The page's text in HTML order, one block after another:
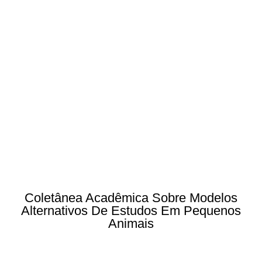
Coletânea Acadêmica Sobre Modelos
Alternativos De Estudos Em Pequenos
Animais